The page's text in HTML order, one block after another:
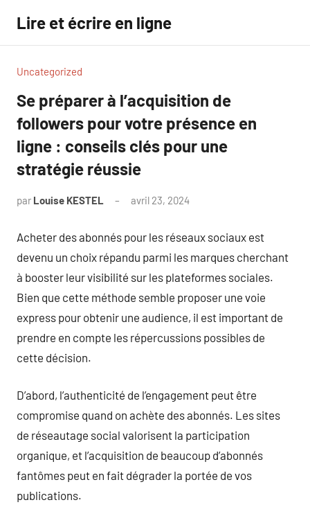
contenu
Lire et écrire en ligne
Uncategorized
Se préparer à l’acquisition de
followers pour votre présence en
ligne : conseils clés pour une
stratégie réussie
par Louise KESTEL avril 23, 2024
Acheter des abonnés pour les réseaux sociaux est
devenu un choix répandu parmi les marques cherchant
à booster leur visibilité sur les plateformes sociales.
Bien que cette méthode semble proposer une voie
express pour obtenir une audience, il est important de
prendre en compte les répercussions possibles de
cette décision.
D’abord, l’authenticité de l’engagement peut être
compromise quand on achète des abonnés. Les sites
de réseautage social valorisent la participation
organique, et l’acquisition de beaucoup d’abonnés
fantômes peut en fait dégrader la portée de vos
publications.